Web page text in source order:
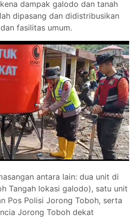
dampak galodo dan tanah
dipasang dan didistribusikan
fasilitas umum.
antara lain: dua unit di
Tangah lokasi galodo), satu unit
Pos Polisi Jorong Toboh, serta
Jorong Toboh dekat